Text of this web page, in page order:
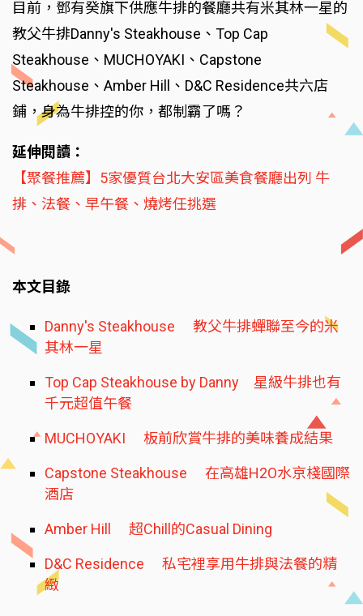
目前，鄧有癸旗下供應牛排的餐廳共有米其林一星的
教父牛排Danny's Steakhouse、Top Cap
Steakhouse、MUCHOYAKI、Capstone
Steakhouse、Amber Hill、D&C Residence共六店
鋪，身為牛排控的你，都制霸了嗎？
延伸閱讀：
【聚餐推薦】5家優質台北大安區美食餐廳出列 牛
排、法餐、早午餐、燒烤任挑選
本文目錄
Danny's Steakhouse 教父牛排蟬聯至今的米
其林一星
Top Cap Steakhouse by Danny 星級牛排也有
千元超值午餐
MUCHOYAKI 板前欣賞牛排的美味養成結果
Capstone Steakhouse 在高雄H2O水京棧國際
酒店
Amber Hill 超Chill的Casual Dining
D&C Residence 私宅裡享用牛排與法餐的精
緻